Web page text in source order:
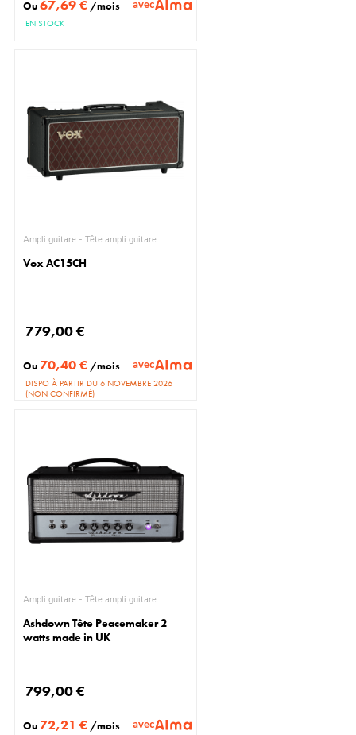
Ou67,69 € /mois avec
EN STOCK
Ampli guitare - Tête ampli guitare
Vox AC15CH
779,00 €
Ou 70,40 € /mois avec
DISPO À PARTIR DU 6 NOVEMBRE 2026
(NON CONFIRMÉ)
Ampli guitare - Tête ampli guitare
Ashdown Tête Peacemaker 2
watts made in UK
799,00 €
Ou 72,21 € /mois avec